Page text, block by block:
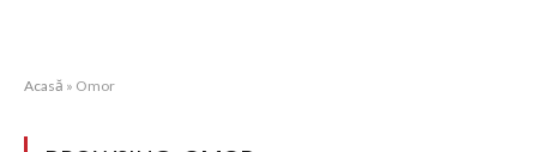
Acasă » Omor